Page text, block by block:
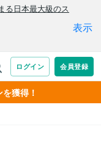
獲得！